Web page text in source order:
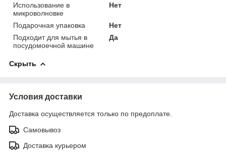
Использование в
микроволновке
Нет
Подарочная упаковка
Нет
Подходит для мытья в
посудомоечной машине
Да
Скрыть
Условия доставки
Доставка осуществляется только по предоплате.
Самовывоз
Доставка курьером